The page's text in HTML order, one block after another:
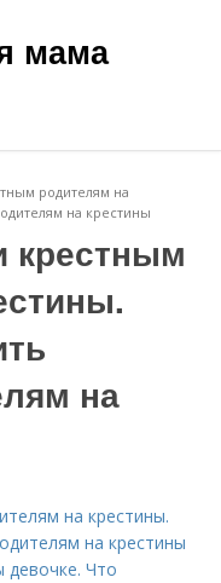
мама
родителям на
на крестины
крестным
на
на крестины.
на крестины
девочке. Что